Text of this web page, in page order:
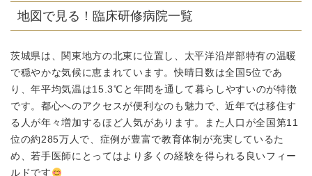
地図で見る！臨床研修病院一覧
茨城県は、関東地方の北東に位置し、太平洋沿岸部特有の温暖
で穏やかな気候に恵まれています。快晴日数は全国5位であ
り、年平均気温は15.3℃と年間を通して暮らしやすいのが特徴
です。都心へのアクセスが便利なのも魅力で、近年では移住す
る人が年々増加するほど人気があります。また人口が全国第11
位の約285万人で、症例が豊富で教育体制が充実しているた
め、若手医師にとってはより多くの経験を得られる良いフィー
ルドです